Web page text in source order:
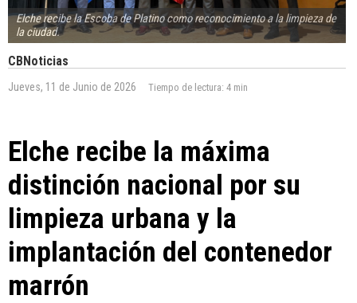
Elche recibe la Escoba de Platino como reconocimiento a la limpieza de
la ciudad.
CBNoticias
Jueves, 11 de Junio de 2026 Tiempo de lectura: 4 min
Elche recibe la máxima
distinción nacional por su
limpieza urbana y la
implantación del contenedor
marrón